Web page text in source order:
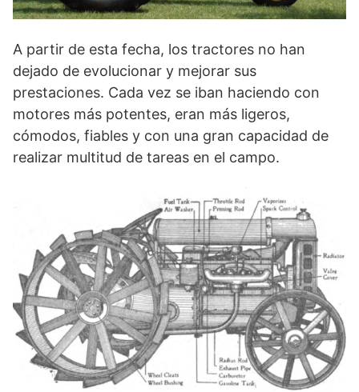
A partir de esta fecha, los tractores no han
dejado de evolucionar y mejorar sus
prestaciones. Cada vez se iban haciendo con
motores más potentes, eran más ligeros,
cómodos, fiables y con una gran capacidad de
realizar multitud de tareas en el campo.